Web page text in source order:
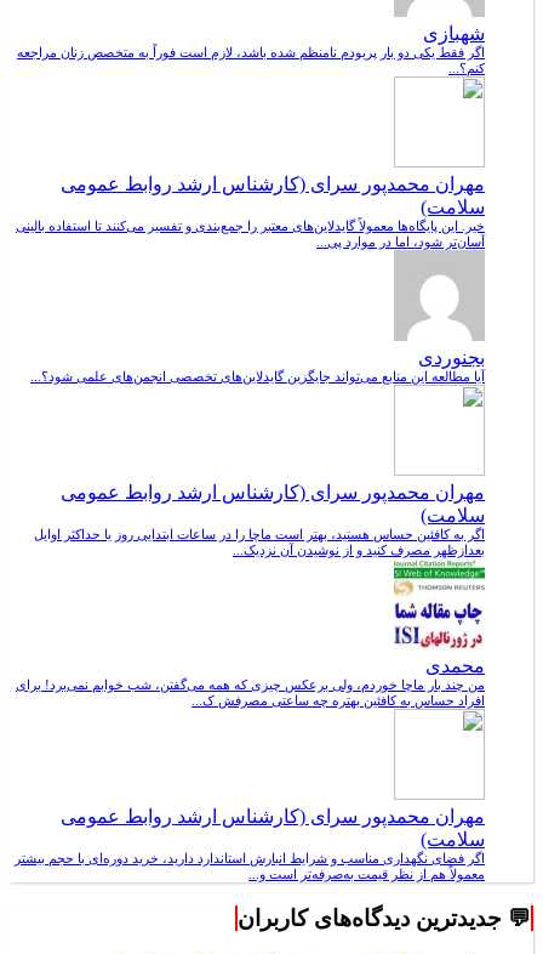
شهبازی
اگر فقط یکی دو بار پریودم نامنظم شده باشد، لازم است فوراً به متخصص زنان مراجعه
کنم؟...
مهران محمدپور سرای (کارشناس ارشد روابط عمومی
سلامت)
خیر. این پایگاه‌ها معمولاً گایدلاین‌های معتبر را جمع‌بندی و تفسیر می‌کنند تا استفاده بالینی
آسان‌تر شود، اما در موارد پی...
بجنوردی
آیا مطالعه این منابع می‌تواند جایگزین گایدلاین‌های تخصصی انجمن‌های علمی شود؟...
مهران محمدپور سرای (کارشناس ارشد روابط عمومی
سلامت)
اگر به کافئین حساس هستید، بهتر است ماچا را در ساعات ابتدایی روز یا حداکثر اوایل
بعدازظهر مصرف کنید و از نوشیدن آن نزدیک...
محمدی
من چند بار ماچا خوردم، ولی برعکس چیزی که همه می‌گفتن، شب خوابم نمی‌برد! برای
افراد حساس به کافئین بهتره چه ساعتی مصرفش ک...
مهران محمدپور سرای (کارشناس ارشد روابط عمومی
سلامت)
اگر فضای نگهداری مناسب و شرایط انبارش استاندارد دارید، خرید دوره‌ای با حجم بیشتر
معمولاً هم از نظر قیمت به‌صرفه‌تر است و...
💬 جدیدترین دیدگاه‌های کاربران